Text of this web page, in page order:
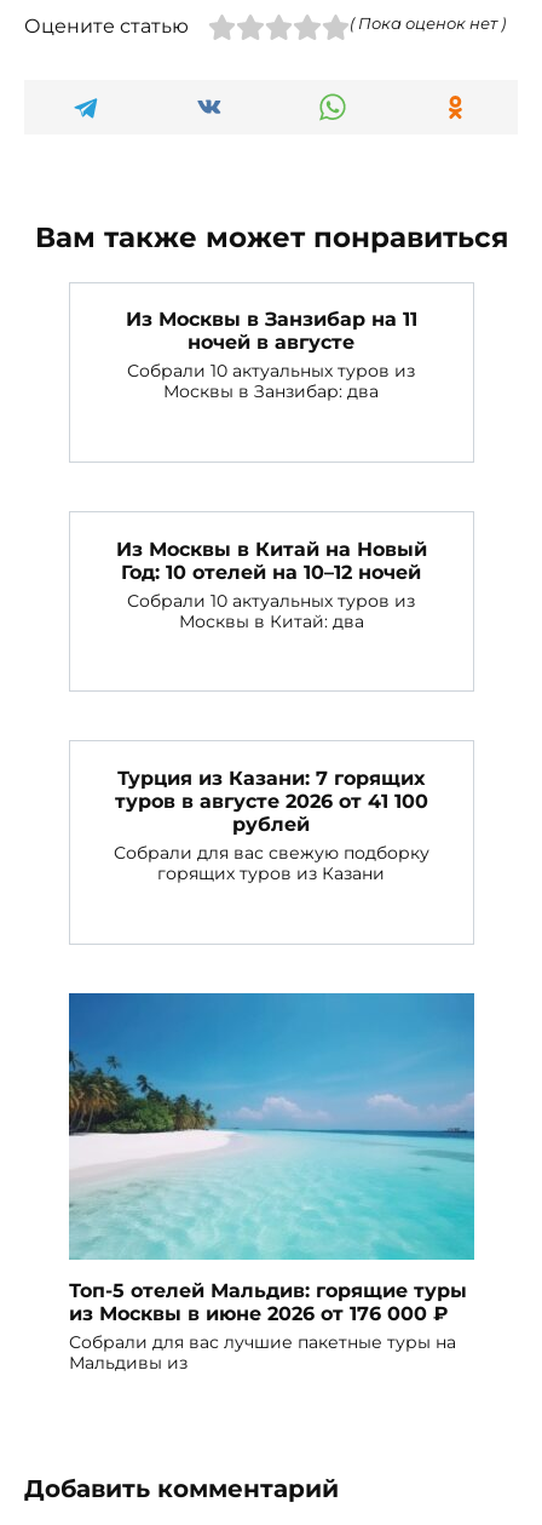
Оцените статью ( Пока оценок нет )
Вам также может понравиться
Из Москвы в Занзибар на 11
ночей в августе
Собрали 10 актуальных туров из
Москвы в Занзибар: два
Из Москвы в Китай на Новый
Год: 10 отелей на 10–12 ночей
Собрали 10 актуальных туров из
Москвы в Китай: два
Турция из Казани: 7 горящих
туров в августе 2026 от 41 100
рублей
Собрали для вас свежую подборку
горящих туров из Казани
Топ-5 отелей Мальдив: горящие туры
из Москвы в июне 2026 от 176 000 ₽
Собрали для вас лучшие пакетные туры на
Мальдивы из
Добавить комментарий